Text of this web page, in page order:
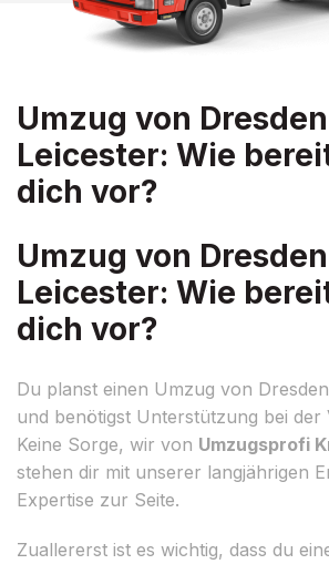
Umzug von
Leicester: Wie
dich vor?
Umzug von
Leicester: Wie
dich vor?
Du planst einen Umzug von
und benötigst Unterstützung bei der
Keine Sorge, wir von Umzugsprofi
stehen dir mit unserer langjährigen
Expertise zur Seite.
Zuallererst ist es wichtig, dass du